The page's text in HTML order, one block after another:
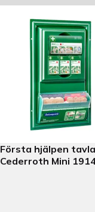
Första hjälpen tavla
Cederroth Mini